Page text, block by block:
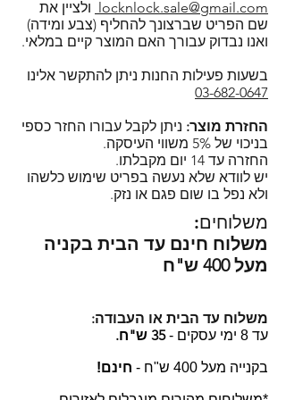
לחמם במיקרוגל ללא חשש (עם
מכסה פתוח), להקפיא ולנקות במדיח
כלים (רצוי במדף העליון).
רוצים לדעת למה ביותר ממאה
מדינות ברחבי העולם בוחרים
בקופסאות המזון של לוק אנד לוק?
הקליקו!
and Lock Easy Match.
במייל:locknlock.sale@gmail.com
בצ'אט דרך האתר, מומלץ לחכות
מספר דקות למענה או לחילופין
להשאיר פרטים כדי שנוכל ליצור קשר
בחזרה.
עדכונים על מבצעים, מוצרים חדשים
ועוד!
locknlock.sale@gmail.com ולציין את
שם הפריט שברצונך להחליף (צבע ומידה)
ואנו נבדוק עבורך האם המוצר קיים במלאי.
בשעות פעילות החנות ניתן להתקשר אלינו
03-682-0647
החזרת מוצר: ניתן לקבל עבורו החזר כספי
בניכוי של 5% משווי העיסקה.
החזרה עד 14 יום מקבלתו.
יש לוודא שלא נעשה בפריט שימוש כלשהו
ולא נפל בו שום פגם או נזק.
משלוחים:
משלוח חינם עד הבית בקניה
מעל 400 ש"ח
משלוח עד הבית או העבודה:
עד 8 ימי עסקים - 35 ש"ח.
בקנייה מעל 400 ש"ח - חינם!